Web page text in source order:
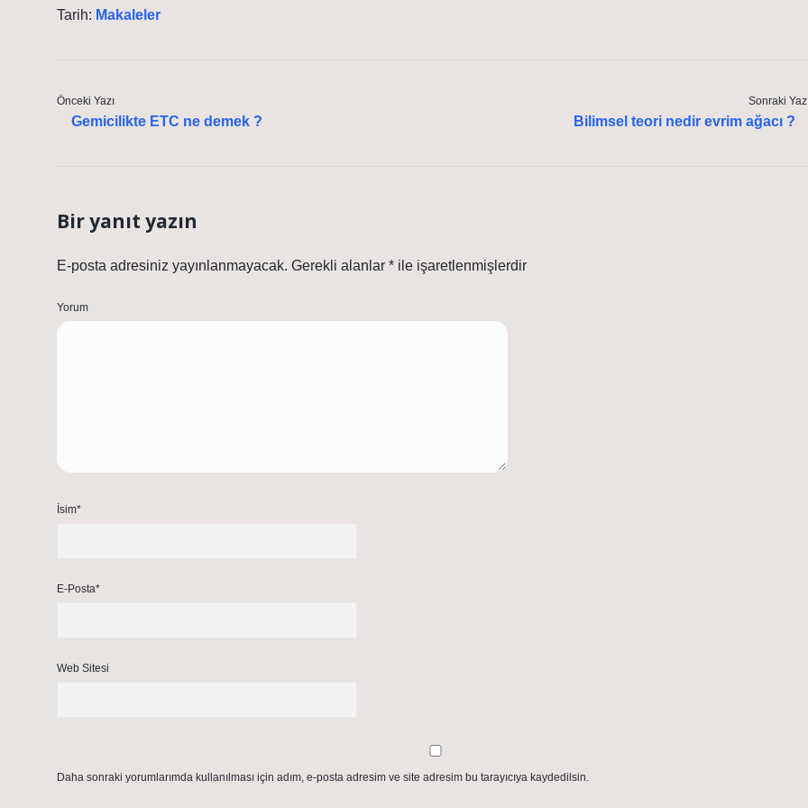
Tarih: Makaleler
Önceki Yazı
Gemicilikte ETC ne demek ?
Sonraki
Bilimsel teori nedir evrim ağacı ?
Bir yanıt yazın
E-posta adresiniz yayınlanmayacak. Gerekli alanlar * ile işaretlenmişlerdir
Yorum
İsim*
E-Posta*
Web Sitesi
Daha sonraki yorumlarımda kullanılması için adım, e-posta adresim ve site adresim bu tarayıcıya kaydedilsin.